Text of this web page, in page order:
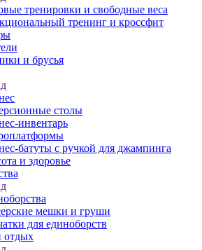
тренировки и свободные веса
тренинг и кроссфит
и брусья
столы
инвентарь
батуты с ручкой для джампинга
и здоровье
мешки и груши
для единоборств
отдых